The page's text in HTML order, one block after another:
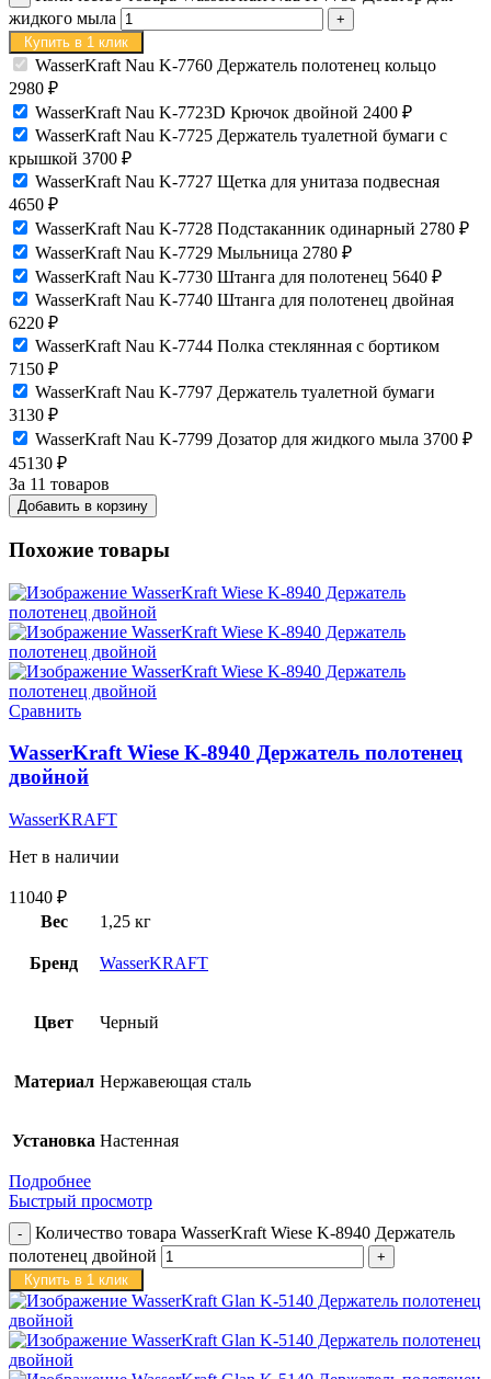
жидкого мыла
Купить в 1 клик
WasserKraft Nau K-7760 Держатель полотенец кольцо
2980 ₽
WasserKraft Nau K-7723D Крючок двойной 2400 ₽
WasserKraft Nau K-7725 Держатель туалетной бумаги с
крышкой 3700 ₽
WasserKraft Nau K-7727 Щетка для унитаза подвесная
4650 ₽
WasserKraft Nau K-7728 Подстаканник одинарный 2780 ₽
WasserKraft Nau K-7729 Мыльница 2780 ₽
WasserKraft Nau K-7730 Штанга для полотенец 5640 ₽
WasserKraft Nau K-7740 Штанга для полотенец двойная
6220 ₽
WasserKraft Nau K-7744 Полка стеклянная с бортиком
7150 ₽
WasserKraft Nau K-7797 Держатель туалетной бумаги
3130 ₽
WasserKraft Nau K-7799 Дозатор для жидкого мыла 3700 ₽
45130 ₽
За 11 товаров
Добавить в корзину
Похожие товары
Сравнить
WasserKraft Wiese K-8940 Держатель полотенец
двойной
WasserKRAFT
Нет в наличии
11040 ₽
Вес
1,25 кг
Бренд WasserKRAFT
Цвет Черный
Материал Нержавеющая сталь
Установка Настенная
Подробнее
Быстрый просмотр
Количество товара WasserKraft Wiese K-8940 Держатель
полотенец двойной
Купить в 1 клик